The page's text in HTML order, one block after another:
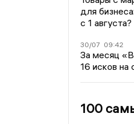
для
с 1 августа?
30/07 09:42
За месяц
16 исков
100